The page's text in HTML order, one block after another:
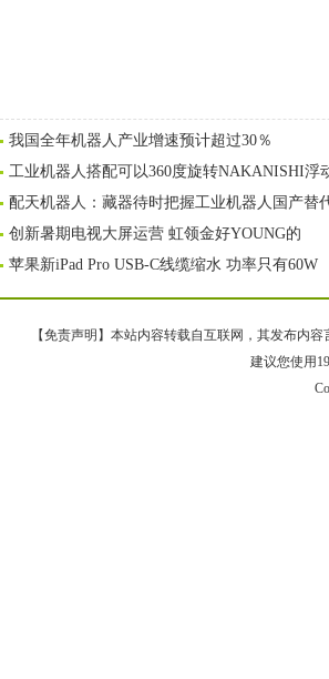
我国全年机器人产业增速预计超过30％
工业机器人搭配可以360度旋转NAKANISHI浮
配天机器人：藏器待时把握工业机器人国产替
创新暑期电视大屏运营 虹领金好YOUNG的
苹果新iPad Pro USB-C线缆缩水 功率只有60W
【免责声明】本站内容转载自互联网，其发布内
建议您使用